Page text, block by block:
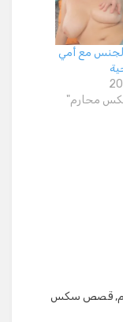
مع أمي
محارم"
, قصص سكس